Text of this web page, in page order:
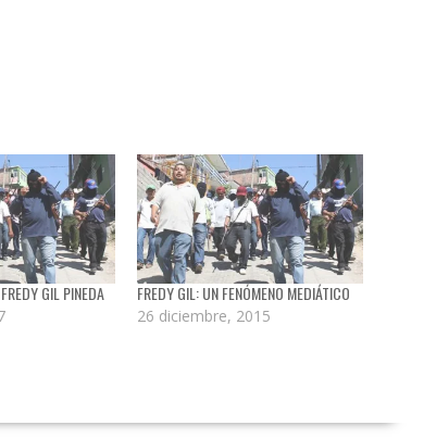
GIL PINEDA FREDY GIL: UN FENÓMENO MEDIÁTICO
26 diciembre, 2015